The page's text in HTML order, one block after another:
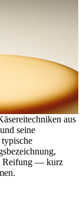
aus
seine
Reifung — kurz